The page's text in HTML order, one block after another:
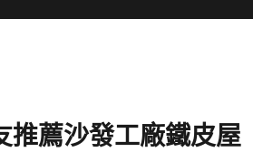
推薦沙發工廠鐵皮屋